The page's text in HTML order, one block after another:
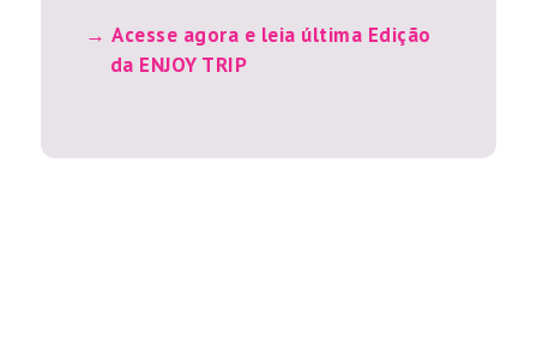
Acesse agora e leia última Edição
da ENJOY TRIP